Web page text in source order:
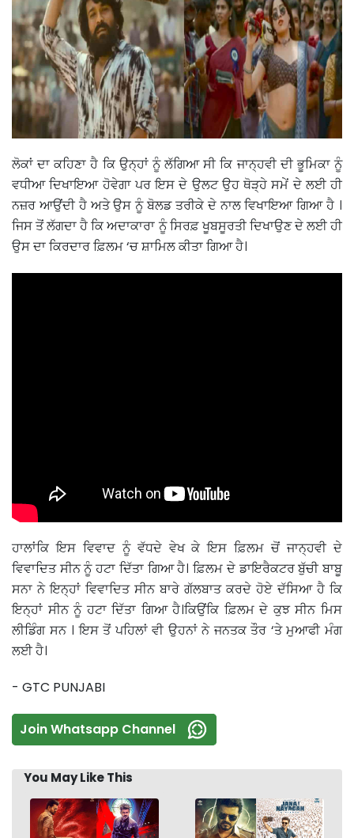
ਲੋਕਾਂ ਦਾ ਕਹਿਣਾ ਹੈ ਕਿ ਉਨ੍ਹਾਂ ਨੂੰ ਲੱਗਿਆ ਸੀ ਕਿ ਜਾਨ੍ਹਵੀ ਦੀ ਭੂਮਿਕਾ ਨੂੰ
ਵਧੀਆ ਦਿਖਾਇਆ ਹੋਵੇਗਾ ਪਰ ਇਸ ਦੇ ਉਲਟ ਉਹ ਥੋੜ੍ਹੇ ਸਮੇਂ ਦੇ ਲਈ ਹੀ
ਨਜ਼ਰ ਆਉਂਦੀ ਹੈ ਅਤੇ ਉਸ ਨੂੰ ਬੋਲਡ ਤਰੀਕੇ ਦੇ ਨਾਲ ਵਿਖਾਇਆ ਗਿਆ ਹੈ ।
ਜਿਸ ਤੋਂ ਲੱਗਦਾ ਹੈ ਕਿ ਅਦਾਕਾਰਾ ਨੂੰ ਸਿਰਫ਼ ਖੂਬਸੂਰਤੀ ਦਿਖਾਉਣ ਦੇ ਲਈ ਹੀ
ਉਸ ਦਾ ਕਿਰਦਾਰ ਫ਼ਿਲਮ ‘ਚ ਸ਼ਾਮਿਲ ਕੀਤਾ ਗਿਆ ਹੈ।
ਹਾਲਾਂਕਿ ਇਸ ਵਿਵਾਦ ਨੂੰ ਵੱਧਦੇ ਵੇਖ ਕੇ ਇਸ ਫ਼ਿਲਮ ਚੋਂ ਜਾਨ੍ਹਵੀ ਦੇ
ਵਿਵਾਦਿਤ ਸੀਨ ਨੂੰ ਹਟਾ ਦਿੱਤਾ ਗਿਆ ਹੈ। ਫ਼ਿਲਮ ਦੇ ਡਾਇਰੈਕਟਰ ਬੁੱਚੀ ਬਾਬੂ
ਸਨਾ ਨੇ ਇਨ੍ਹਾਂ ਵਿਵਾਦਿਤ ਸੀਨ ਬਾਰੇ ਗੱਲਬਾਤ ਕਰਦੇ ਹੋਏ ਦੱਸਿਆ ਹੈ ਕਿ
ਇਨ੍ਹਾਂ ਸੀਨ ਨੂੰ ਹਟਾ ਦਿੱਤਾ ਗਿਆ ਹੈ।ਕਿਉਂਕਿ ਫ਼ਿਲਮ ਦੇ ਕੁਝ ਸੀਨ ਮਿਸ
ਲੀਡਿੰਗ ਸਨ । ਇਸ ਤੋਂ ਪਹਿਲਾਂ ਵੀ ਉਹਨਾਂ ਨੇ ਜਨਤਕ ਤੌਰ ‘ਤੇ ਮੁਆਫੀ ਮੰਗ
ਲਈ ਹੈ।
- GTC PUNJABI
Join Whatsapp Channel
You May Like This